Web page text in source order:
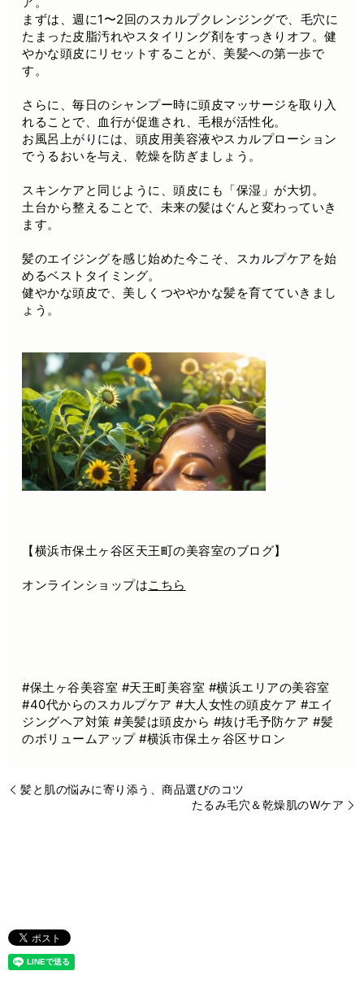
まずは、週に1〜2回のスカルプクレンジングで、毛穴に
たまった皮脂汚れやスタイリング剤をすっきりオフ。健
やかな頭皮にリセットすることが、美髪への第一歩で
す。
さらに、毎日のシャンプー時に頭皮マッサージを取り入
れることで、血行が促進され、毛根が活性化。
お風呂上がりには、頭皮用美容液やスカルプローション
でうるおいを与え、乾燥を防ぎましょう。
スキンケアと同じように、頭皮にも「保湿」が大切。
土台から整えることで、未来の髪はぐんと変わっていき
ます。
髪のエイジングを感じ始めた今こそ、スカルプケアを始
めるベストタイミング。
健やかな頭皮で、美しくつややかな髪を育てていきまし
ょう。
【横浜市保土ヶ谷区天王町の美容室のブログ】
オンラインショップはこちら
#保土ヶ谷美容室 #天王町美容室 #横浜エリアの美容室
#40代からのスカルプケア #大人女性の頭皮ケア #エイ
ジングヘア対策 #美髪は頭皮から #抜け毛予防ケア #髪
のボリュームアップ #横浜市保土ヶ谷区サロン
髪と肌の悩みに寄り添う、商品選びのコツ
たるみ毛穴＆乾燥肌のWケア